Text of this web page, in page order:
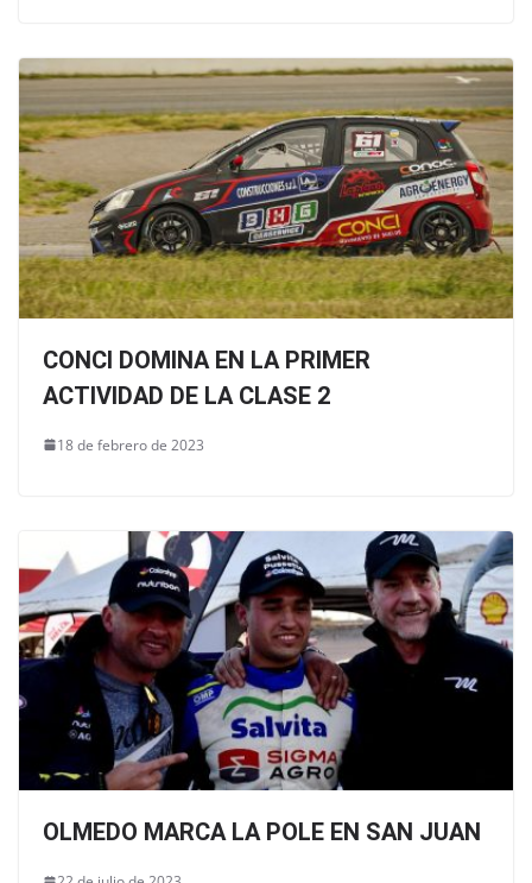
CONCI DOMINA EN LA PRIMER
ACTIVIDAD DE LA CLASE 2
18 de febrero de 2023
OLMEDO MARCA LA POLE EN SAN JUAN